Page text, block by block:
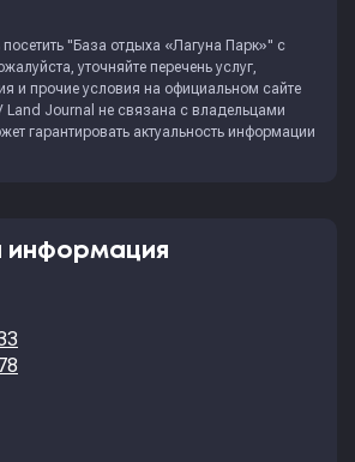
"База отдыха «Лагуна Парк»" с
уточняйте перечень услуг,
и прочие условия на официальном сайте
Land Journal не связана с владельцами
гарантировать актуальность информации
информация